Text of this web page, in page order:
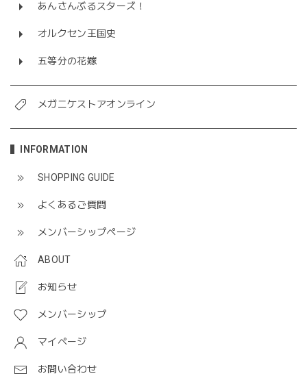
あんさんぶるスターズ！
オルクセン王国史
五等分の花嫁
メガニケストアオンライン
INFORMATION
SHOPPING GUIDE
よくあるご質問
メンバーシップページ
ABOUT
お知らせ
メンバーシップ
マイページ
お問い合わせ